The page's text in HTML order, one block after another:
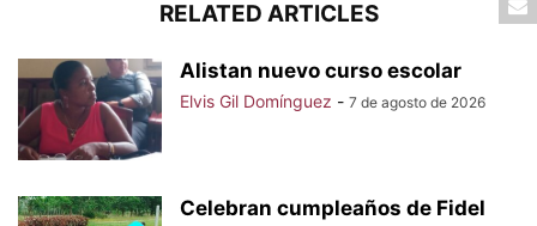
RELATED ARTICLES
Alistan nuevo curso escolar
Elvis Gil Domínguez - 7 de agosto de 2026
Celebran cumpleaños de Fidel